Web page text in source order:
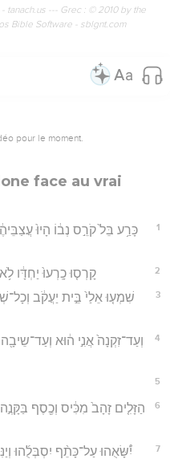
tanach.us --- Grec : © 2010 by the
Bible Software - sblgnt.com
pour le moment.
face au vrai
1
כָּרַ֥ע בֵּל֙ קֹרֵ֣ס נְב֔וֹ הָיוּ֙
2 קָרְס֤וּ כָֽרְעוּ֙ יַחְדָּ֔ו
3
שִׁמְע֤וּ אֵלַי֙ בֵּ֣ית יַעֲקֹ֔ב
4
וְעַד־זִקְנָה֙ אֲנִ֣י ה֔וּא
5
6
הַזָּלִ֤ים זָהָב֙ מִכִּ֔יס וְכֶ֖סֶף בַּקָּנֶ֣ה
7
יִ֠שָּׂאֻהוּ עַל־כָּתֵ֨ף יִסְבְּלֻ֜הוּ